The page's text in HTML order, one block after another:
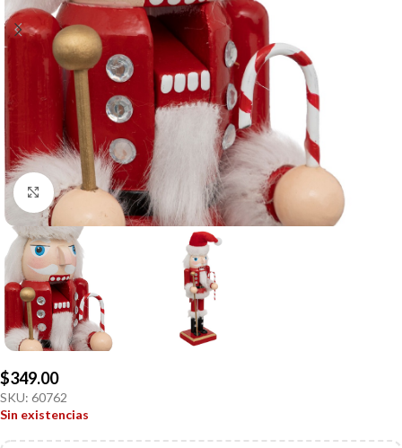
Click to enlarge
$349.00
SKU: 60762
Sin existencias